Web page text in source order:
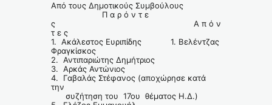
Από τους Δημοτικούς Συμβούλους
Π α ρ ό ν τ ε
ς Α π ό ν
τ ε ς
1. Ακάλεστος Ευριπίδης 1. Βελέντζας
Φραγκίσκος
2. Αντιπαριώτης Δημήτριος
3. Αρκάς Αντώνιος
4. Γαβαλάς Στέφανος (αποχώρησε κατά
την
συζήτηση του 17ου θέματος Η.Δ.)